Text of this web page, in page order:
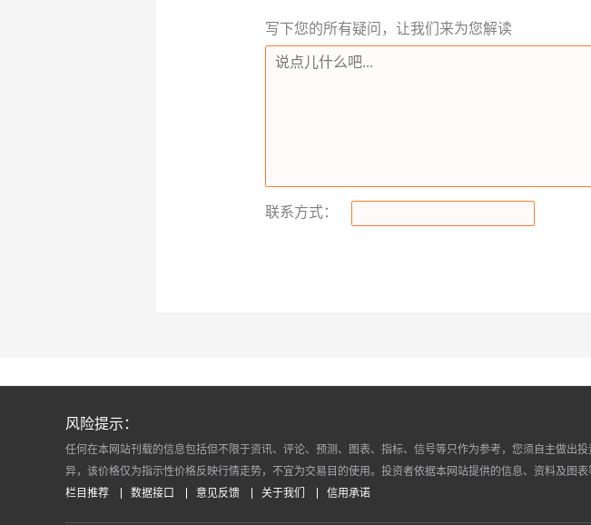
写下您的所有疑问，让我们来为您解读
联系方式：
风险提示：
任何在本网站刊载的信息包括但不限于资讯、评论、预测、图表、指标、信号等只作为参考，您须自主做
异，该价格仅为指示性价格反映行情走势，不宜为交易目的使用。投资者依据本网站提供的信息、资料及图
栏目推荐
数据接口 意见反馈 关于我们 信用承诺